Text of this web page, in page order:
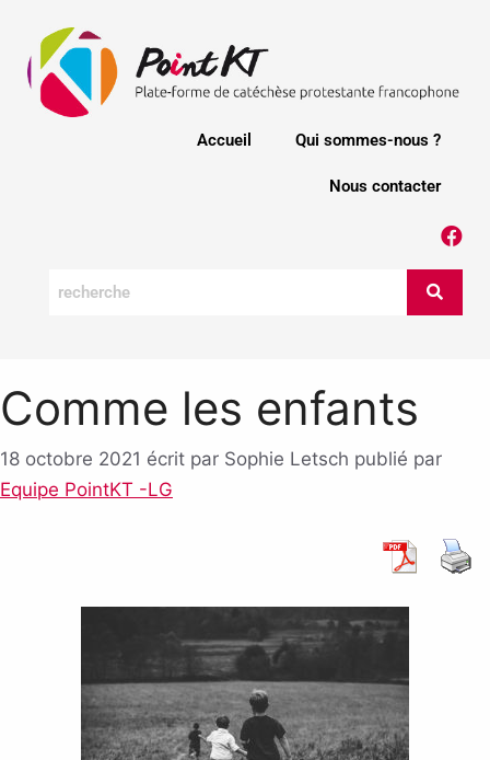
Accueil Qui sommes-nous ?
Nous contacter
Comme les enfants
18 octobre 2021 écrit par Sophie Letsch publié par
Equipe PointKT -LG